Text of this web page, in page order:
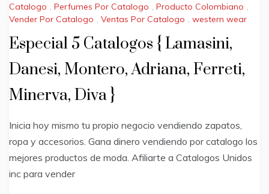
Catalogo , Perfumes Por Catalogo , Producto Colombiano ,
Vender Por Catalogo , Ventas Por Catalogo , western wear
Especial 5 Catalogos { Lamasini,
Danesi, Montero, Adriana, Ferreti,
Minerva, Diva }
Inicia hoy mismo tu propio negocio vendiendo zapatos,
ropa y accesorios. Gana dinero vendiendo por catalogo los
mejores productos de moda. Afiliarte a Catalogos Unidos
inc para vender